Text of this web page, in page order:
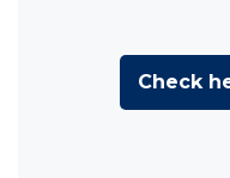
Check